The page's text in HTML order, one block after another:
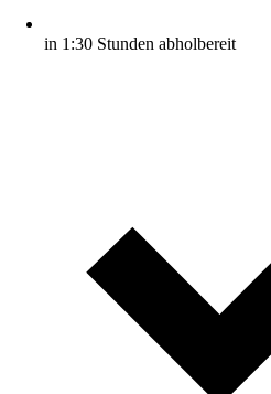
in 1:30 Stunden abholbereit